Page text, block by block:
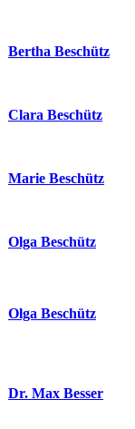
Bertha Beschütz
Clara Beschütz
Marie Beschütz
Olga Beschütz
Olga Beschütz
Dr. Max Besser